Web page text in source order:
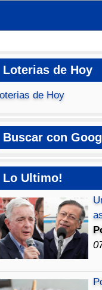
Loterias de Hoy
de Hoy
Buscar con
Lo Ultimo!